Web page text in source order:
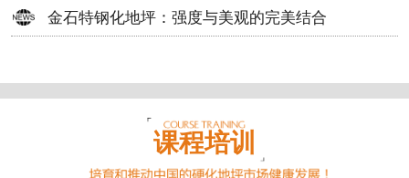
金石特钢化地坪：强度与美观的完美结合
课程培训